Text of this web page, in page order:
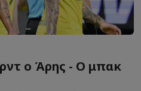
ο Άρης - Ο μπακ